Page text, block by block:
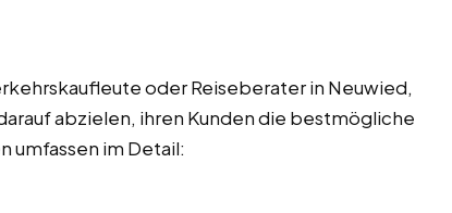
oder Reiseberater in Neuwied,
abzielen, ihren Kunden die bestmögliche
umfassen im Detail: